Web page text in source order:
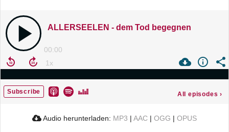
ALLERSEELEN - dem Tod begegnen
00:00
Subscribe All episodes ›
Audio herunterladen: MP3 | AAC | OGG | OPUS